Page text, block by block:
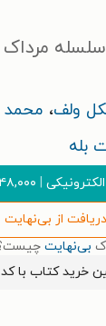
مرداک
ولف، محمد
بله
۴۸,۰۰۰
دریافت از بی‌نهایت
بی‌نهایت